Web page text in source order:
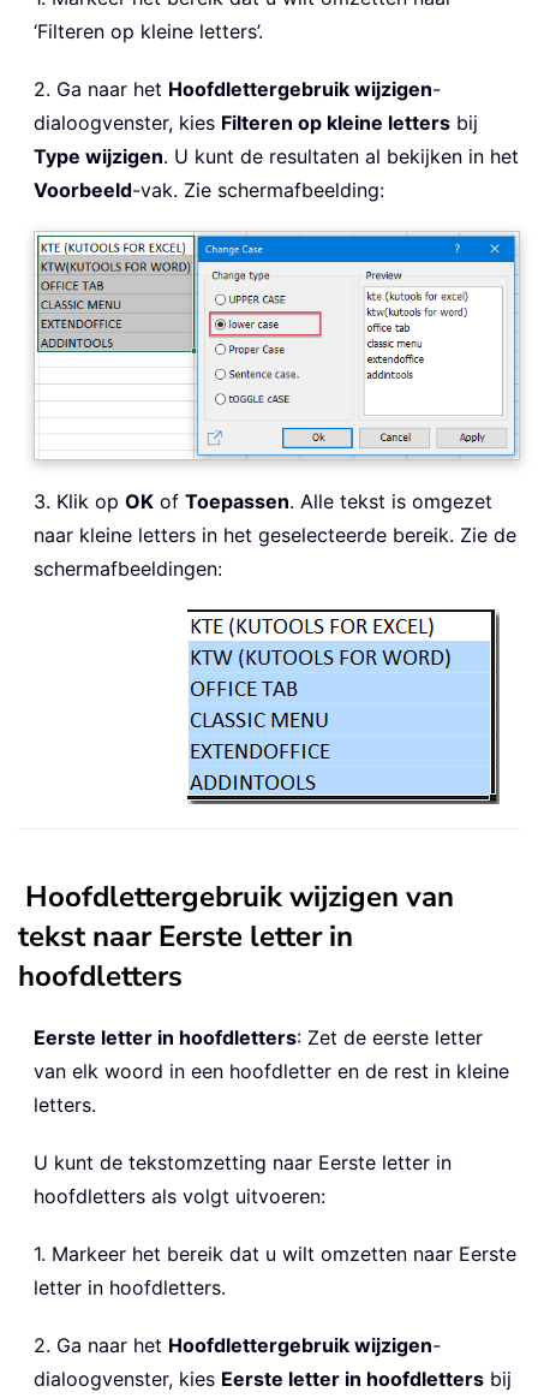
‘Filteren op kleine letters’.
2. Ga naar het Hoofdlettergebruik wijzigen-
dialoogvenster, kies Filteren op kleine letters bij
Type wijzigen. U kunt de resultaten al bekijken in het
Voorbeeld-vak. Zie schermafbeelding:
3. Klik op OK of Toepassen. Alle tekst is omgezet
naar kleine letters in het geselecteerde bereik. Zie de
schermafbeeldingen:
Hoofdlettergebruik wijzigen van
tekst naar Eerste letter in
hoofdletters
Eerste letter in hoofdletters: Zet de eerste letter
van elk woord in een hoofdletter en de rest in kleine
letters.
U kunt de tekstomzetting naar Eerste letter in
hoofdletters als volgt uitvoeren:
1. Markeer het bereik dat u wilt omzetten naar Eerste
letter in hoofdletters.
2. Ga naar het Hoofdlettergebruik wijzigen-
dialoogvenster, kies Eerste letter in hoofdletters bij